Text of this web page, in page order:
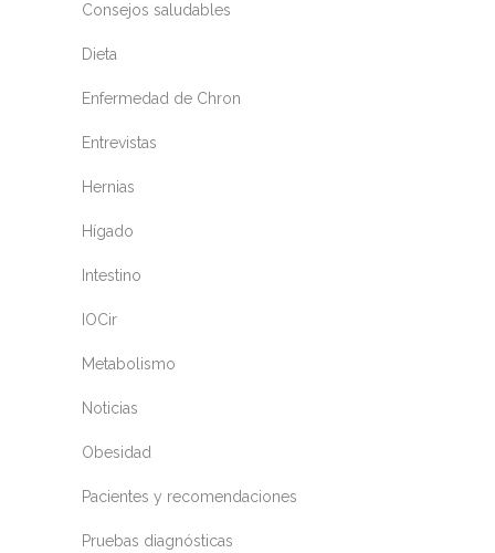
Consejos saludables
Dieta
Enfermedad de Chron
Entrevistas
Hernias
Hígado
Intestino
IOCir
Metabolismo
Noticias
Obesidad
Pacientes y recomendaciones
Pruebas diagnósticas